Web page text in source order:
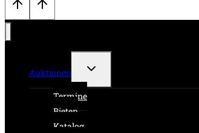
Auktionen
Untermenü
Termine
Bieten
Katalog